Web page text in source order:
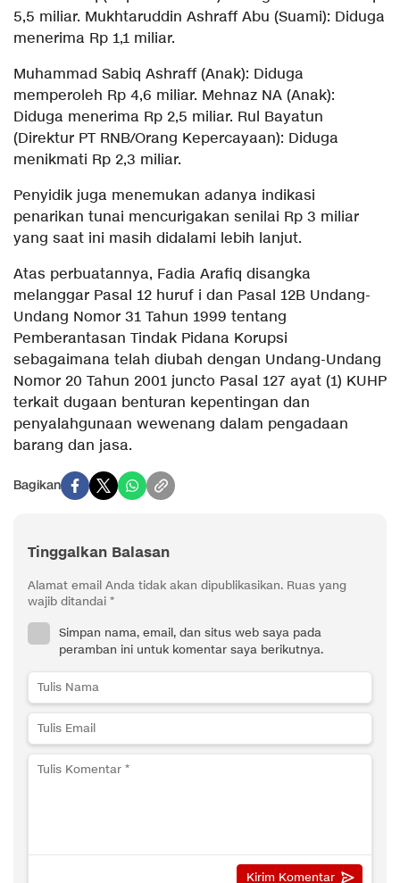
5,5 miliar. Mukhtaruddin Ashraff Abu (Suami): Diduga
menerima Rp 1,1 miliar.
Muhammad Sabiq Ashraff (Anak): Diduga
memperoleh Rp 4,6 miliar. Mehnaz NA (Anak):
Diduga menerima Rp 2,5 miliar. Rul Bayatun
(Direktur PT RNB/Orang Kepercayaan): Diduga
menikmati Rp 2,3 miliar.
Penyidik juga menemukan adanya indikasi
penarikan tunai mencurigakan senilai Rp 3 miliar
yang saat ini masih didalami lebih lanjut.
Atas perbuatannya, Fadia Arafiq disangka
melanggar Pasal 12 huruf i dan Pasal 12B Undang-
Undang Nomor 31 Tahun 1999 tentang
Pemberantasan Tindak Pidana Korupsi
sebagaimana telah diubah dengan Undang-Undang
Nomor 20 Tahun 2001 juncto Pasal 127 ayat (1) KUHP
terkait dugaan benturan kepentingan dan
penyalahgunaan wewenang dalam pengadaan
barang dan jasa.
Bagikan
Tinggalkan Balasan
Alamat email Anda tidak akan dipublikasikan. Ruas yang
wajib ditandai *
Simpan nama, email, dan situs web saya pada
peramban ini untuk komentar saya berikutnya.